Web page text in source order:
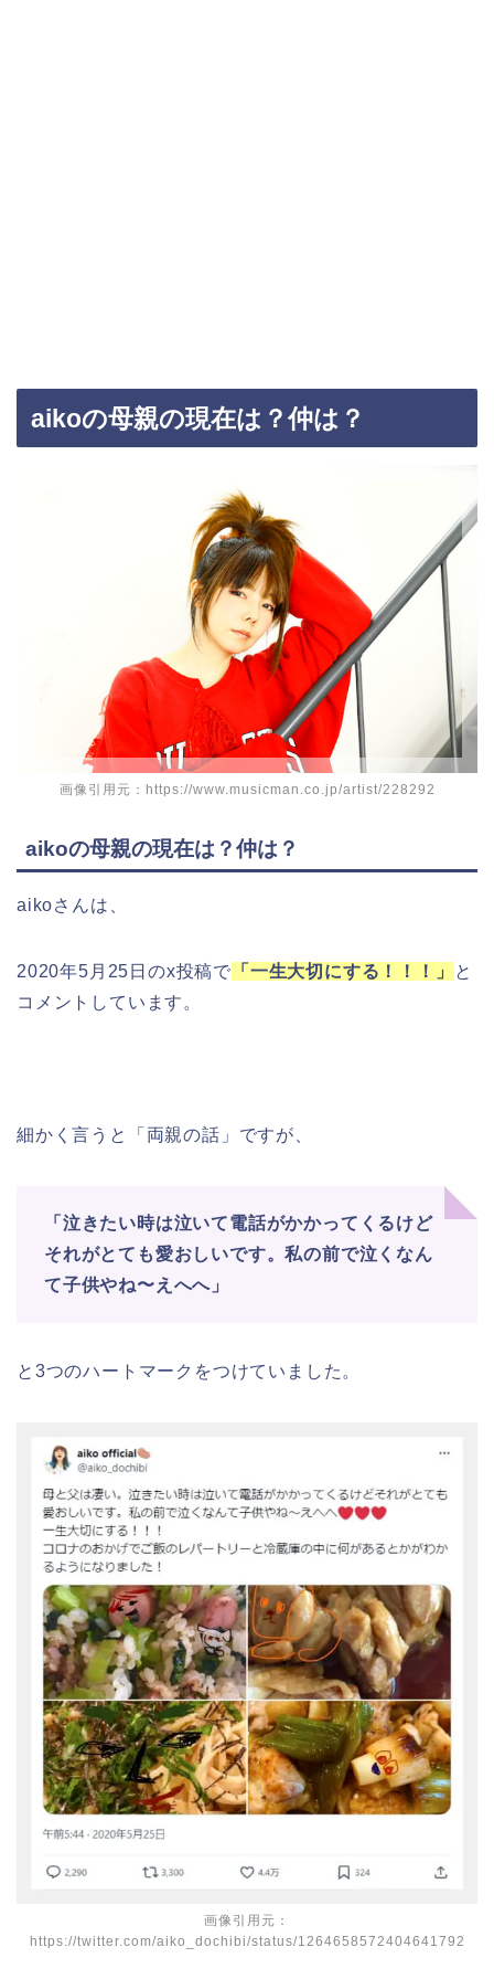
aikoの母親の現在は？仲は？
画像引用元：https://www.musicman.co.jp/artist/228292
aikoの母親の現在は？仲は？
aikoさんは、
2020年5月25日のx投稿で 「一生大切にする！！！」
と
コメントしています。
細かく言うと「両親の話」ですが、
「泣きたい時は泣いて電話がかかってくるけど
それがとても愛おしいです。私の前で泣くなん
て子供やね〜えへへ」
と3つのハートマークをつけていました。
画像引用元：
https://twitter.com/aiko_dochibi/status/1264658572404641792